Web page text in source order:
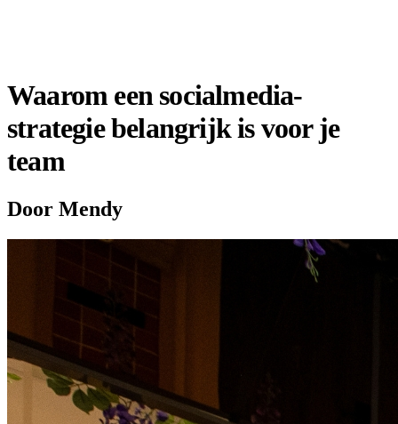
Waarom een socialmedia-
strategie belangrijk is voor je
team
Door Mendy